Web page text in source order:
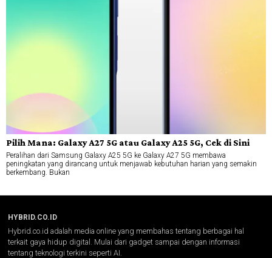
Pilih Mana: Galaxy A27 5G atau Galaxy A25 5G, Cek di Sini
Peralihan dari Samsung Galaxy A25 5G ke Galaxy A27 5G membawa
peningkatan yang dirancang untuk menjawab kebutuhan harian yang semakin
berkembang. Bukan
HYBRID.CO.ID
Hybrid.co.id adalah media online yang membahas tentang berbagai hal
terkait gaya hidup digital. Mulai dari gadget sampai dengan informasi
tentang teknologi terkini seperti AI.